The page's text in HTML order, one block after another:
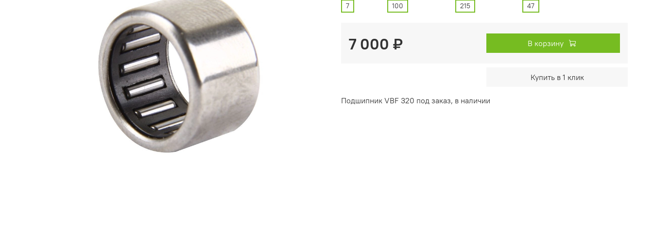
7 100 215 47
7 000 ₽ В корзину
Купить в 1 клик
Подшипник VBF 320 под заказ, в наличии